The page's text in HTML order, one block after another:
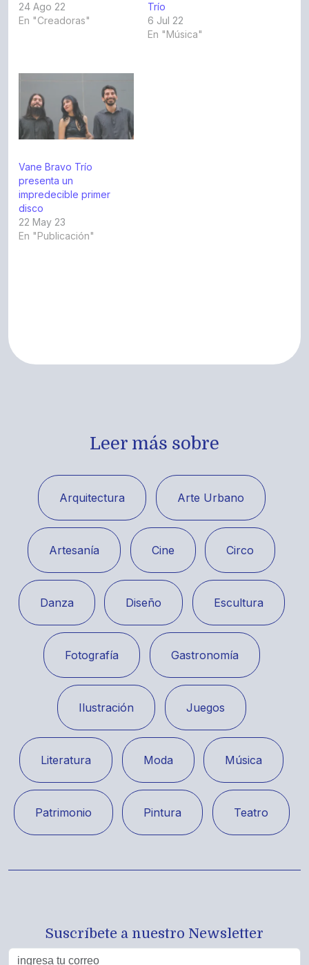
24 Ago 22
En "Creadoras"
Trío
6 Jul 22
En "Música"
Vane Bravo Trío
presenta un
impredecible primer
disco
22 May 23
En "Publicación"
Leer más sobre
Arquitectura Arte Urbano
Artesanía Cine Circo
Danza Diseño Escultura
Fotografía Gastronomía
Ilustración Juegos
Literatura Moda Música
Patrimonio Pintura Teatro
Suscríbete a nuestro Newsletter